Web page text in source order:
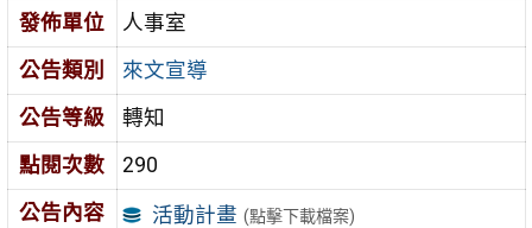
發佈單位
人事室
公告類別
來文宣導
公告等級
轉知
點閱次數
290
公告內容
活動計畫 (點擊下載檔案)